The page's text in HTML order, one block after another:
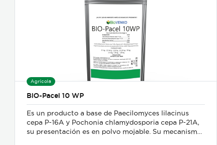
Agrícola
BIO-Pacel 10 WP
Es un producto a base de Paecilomyces lilacinus
cepa P-16A y Pochonia chlamydosporia cepa P-21A,
su presentación es en polvo mojable. Su mecanismo